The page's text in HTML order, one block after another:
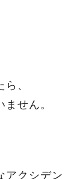
、
せん。
アクシデン